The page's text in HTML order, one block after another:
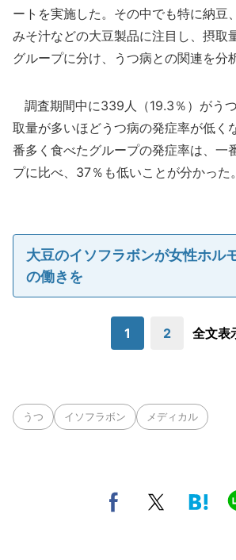
ートを実施した。その中でも特に納豆
みそ汁などの大豆製品に注目し、摂取
グループに分け、うつ病との関連を分
調査期間中に339人（19.3％）がう
取量が多いほどうつ病の発症率が低く
番多く食べたグループの発症率は、一
プに比べ、37％も低いことが分かった。
大豆のイソフラボンが女性ホル
の働きを
1 2 全文表
うつ イソフラボン メディカル